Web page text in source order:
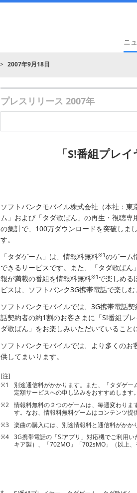
ニ
2007年9月18日
プレスリリース 2007年
「S!番組プレ
ソフトバンクモバイル株式会社（本社：
ム」および「タダ歌ばん」の再生・視聴
の集計で、100万ダウンロードを突破しま
す。
「タダゲーム」は、情報料無料※1のゲーム
できるサービスです。また、「タダ歌ば
報が満載の番組を情報料無料※1 で楽しめる
ビスは、ソフトバンク3G携帯電話で楽しむ
ソフトバンクモバイルでは、3G携帯電話
話契約者の約1割のお客さまに「S!番組プ
ダ歌ばん」をお楽しみいただいていること
ソフトバンクモバイルでは、より多くの
供してまいります。
[注]
※1
別途通信料がかかります。また、「タダゲ
定額サービスへの申し込みをおすすめします。
※2
情報料無料の２つのゲームは、毎週変わり
す。なお、情報料無料ゲームはコンテンツ提
※3
楽曲の購入には、別途情報料と通信料がかか
※4
3G携帯電話の「S!アプリ」対応機でご利用
キア製）、「702MO」「702sMO」（以上